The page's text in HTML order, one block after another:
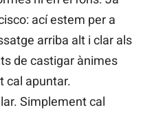
ací estem per a
arriba alt i clar als
de castigar ànimes
cal apuntar.
Simplement cal